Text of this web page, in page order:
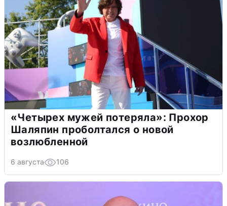
«Четырех мужей потеряла»: Прохор
Шаляпин проболтался о новой
возлюбленной
6 августа 106